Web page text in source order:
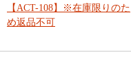
【ACT-108】※在庫限りのた
め返品不可